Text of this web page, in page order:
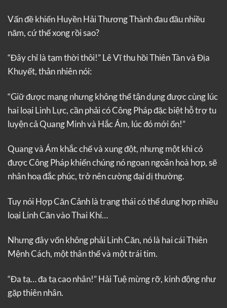
Vấn đề khiến Huyền Hải Thương Thành đau đầu nhiều
năm, cứ thế xong rồi sao?
“Đây chỉ là tạm thời thôi!” Lê Vĩ thu hồi Thiên Tàn và Địa
Khuyết, thản nhiên nói:
“Giữ được mạng nhưng không thể tận dụng được cùng lúc
hai loại Linh Lực, cần phải có Công Pháp đặc biệt hỗ trợ tu
luyện cả Quang Minh và Hắc Ám, lúc đó mới ổn!”
Quang và Ám khắc chế và xung đột, nhưng một khi có
được Công Pháp khiến chúng nó ngoan ngoãn hoà hợp, sẽ
nhân hoạ đắc phúc, trở nên cường đại dị thường.
Tuy nói Hợp Căn Cảnh là trạng thái có thể dung hợp nhiều
loại Linh Căn vào Thai Khí…
Nhưng đây vốn không phải Linh Căn, nó là hai cái Thiên
Mệnh Cách, một thân thể và một trái tim.
“Đa tạ… đa tạ cao nhân!” Hải Tuệ mừng rỡ, kinh động như
gặp thiên nhân.